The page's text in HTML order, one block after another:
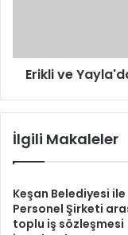
Erikli ve
İlgili Makaleler
Keşan Belediyesi ile
Personel Şirketi
toplu iş sözleşmesi